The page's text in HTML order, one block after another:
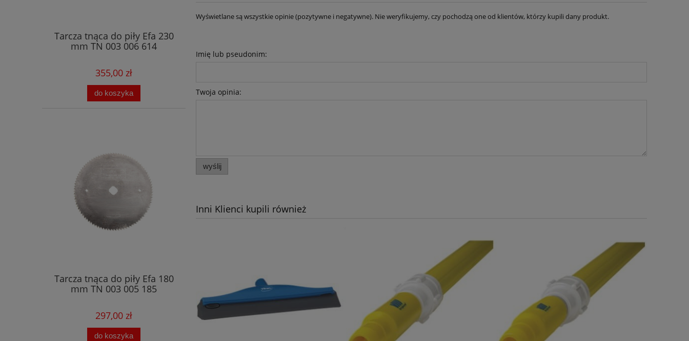
Tarcza tnąca do piły Efa 230
mm TN 003 006 614
355,00 zł
do koszyka
Tarcza tnąca do piły Efa 180
mm TN 003 005 185
297,00 zł
do koszyka
Wyświetlane są wszystkie opinie (pozytywne i negatywne). Nie weryfikujemy, czy pochodzą one od klientów, którzy kupili dany produkt.
Imię lub pseudonim:
Twoja opinia:
wyślij
Inni Klienci kupili również